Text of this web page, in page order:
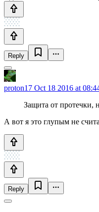
Reply
proton17 Oct 18 2016 at
Защита от протечки,
А вот я это глупым не
Reply